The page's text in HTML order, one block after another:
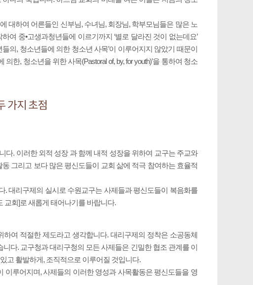
대하여 어른들인 신부님, 수녀님, 회장님, 학부모님들은 많은 노
여 중•고생과청년들에 이르기까지 ‘별로 달라진 것이 없는데요’
의, 청소년들에 의한 청소년 사목’이 이루어지지 않았기 때문이
한, 청소년을 위한 사목(Pastoral of, by, for youth)’을 통하여 청소
가지 초점
. 이러한 외적 성장 과 함께 내적 성장을 위하여 교구는 주교와
그리고 보다 많은 평신도들이 교회 삶에 적극 참여하는 효율적
대리구제의 실시로 수원교구는 사제들과 평신도들이 복음화를
교회]로 새롭게 태어나기를 바랍니다.
여 적절한 제도라고 생각합니다. 대리구제의 정착은 소공동체
다. 교구청과 대리구청의 모든 사제들은 긴밀한 협조 관계를 이
고 활발하게, 조직적으로 이루어질 것입니다.
루어지며, 사제들의 이러한 영성과 사목활동은 평신도들을 영